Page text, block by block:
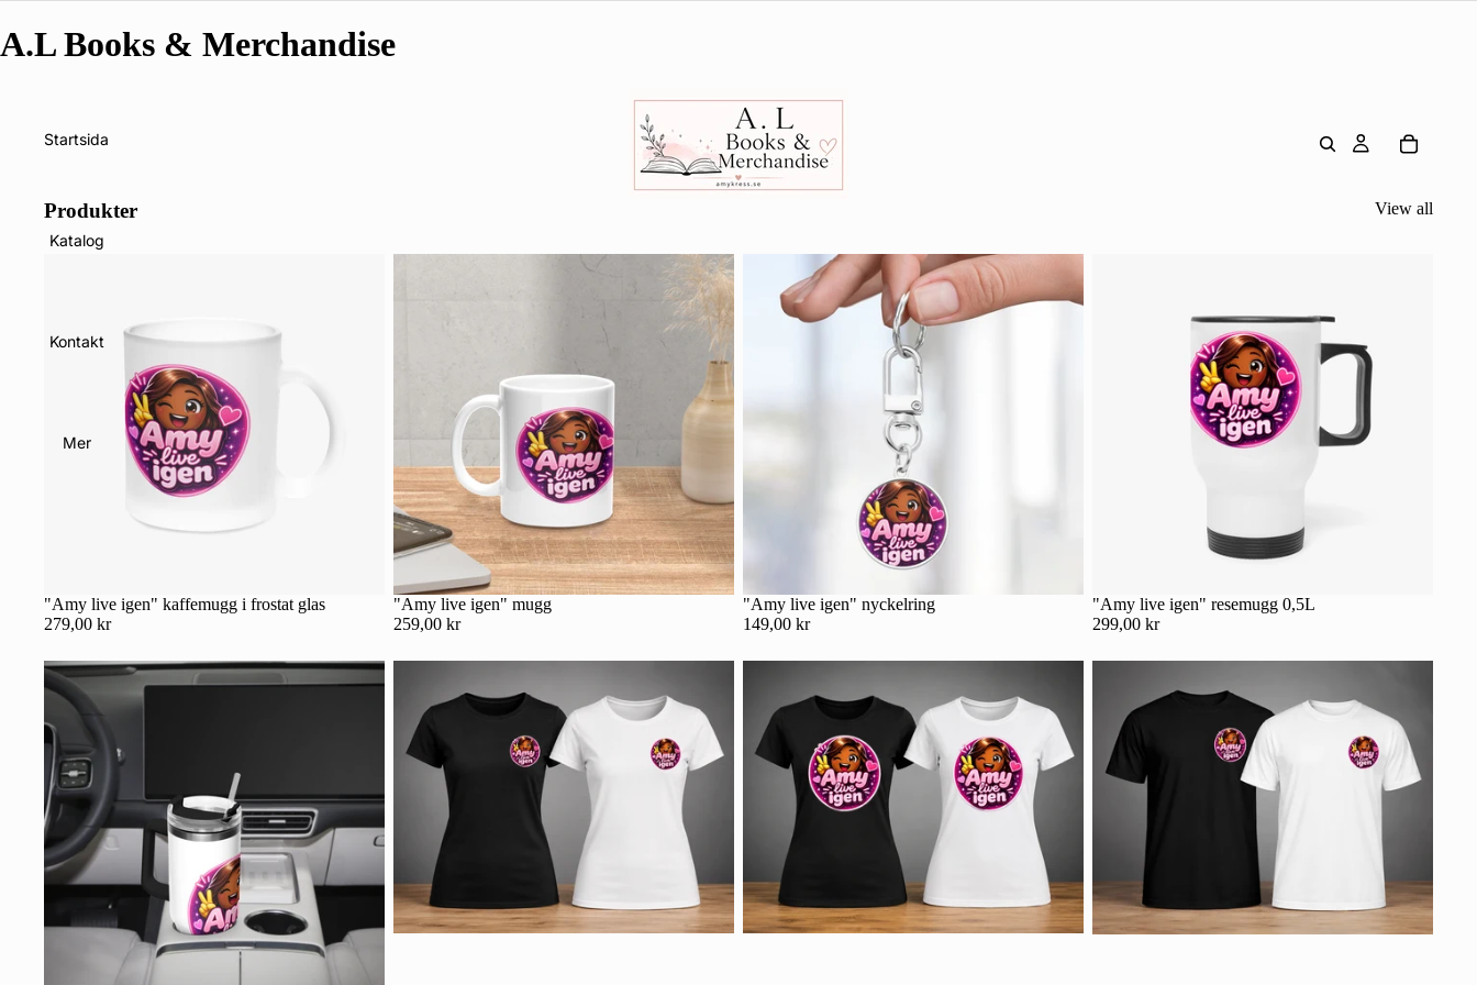
A.L Books & Merchandise
Startsida
Katalog
Kontakt
Mer
Produkter View all
"Amy live igen" kaffemugg i frostat glas
279,00 kr
"Amy live igen" mugg
259,00 kr
"Amy live igen" nyckelring
149,00 kr
"Amy live igen" resemugg 0,5L
299,00 kr